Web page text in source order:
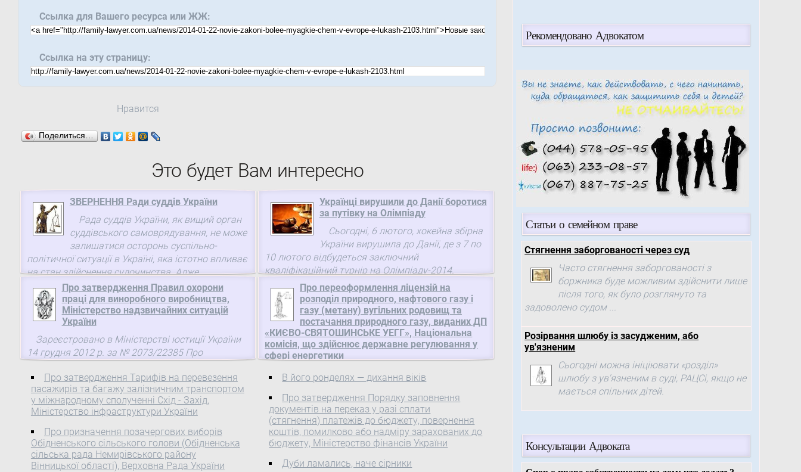
Ссылка для Вашего ресурса или ЖЖ:
Ссылка на эту страницу:
Нравится
Поделиться…
Это будет Вам интересно
ЗВЕРНЕННЯ Ради суддів України
Рада суддів України, як вищий орган
суддівського самоврядування, не може
залишатися осторонь суспільно-
політичної ситуації в Україні, яка істотно впливає
на стан здійснення судочинства. Адже ...
Про затвердження Правил охорони
праці для виноробного виробництва,
Міністерство надзвичайних ситуацій
України
Зареєстровано в Міністерстві юстиції України
14 грудня 2012 р. за № 2073/22385 Про
виноробного виробництва
Про затвердження Тарифів на перевезення
пасажирів та багажу залізничним транспортом
у міжнародному сполученні Схід - Захід,
Міністерство інфраструктури України
Про призначення позачергових виборів
Обідненського сільського голови (Обідненська
сільська рада Немирівського району
Вінницької області), Верховна Рада України
Українці вирушили до Данії боротися
за путівку на Олімпіаду
Сьогодні, 6 лютого, хокейна збірна
України вирушила до Данії, де з 7 по
10 лютого відбудеться заключний
кваліфікаційний турнір на Олімпіаду-2014.
Про переоформлення ліцензій на
розподіл природного, нафтового газу і
газу (метану) вугільних родовищ та
постачання природного газу, виданих ДП
«КИЄВО-СВЯТОШИНСЬКЕ УЕГГ», Національна
комісія, що здійснює державне регулювання у
сфері енергетики
Про переоформлення ліцензій на розподіл
природного, нафтового газу і газу (метану)
вугільних родовищ та постачання природного
газу, газу (метану) вугільних родовищ за
регульованим тарифом, виданих ДП «КИЄВО-
СВЯТОШИНСЬКЕ УЕГГ»
В його ронделях — дихання віків
Про затвердження Порядку заповнення
документів на переказ у разі сплати
(стягнення) платежів до бюджету, повернення
коштів, помилково або надміру зарахованих до
бюджету, Міністерство фінансів України
Дуби ламались, наче сірники
Рекомендовано Адвокатом
Статьи о семейном праве
Стягнення заборгованості через суд
Часто стягнення заборгованості з
боржника буде можливим здійснити лише
після того, як було розглянуто та
задоволено судом ...
Розірвання шлюбу із засудженим, або
ув'язненим
Сьогодні можна ініціювати «розділ»
шлюбу з ув'язненим в суді, РАЦСі, якщо не
мається спільних дітей.
Консультации Адвоката